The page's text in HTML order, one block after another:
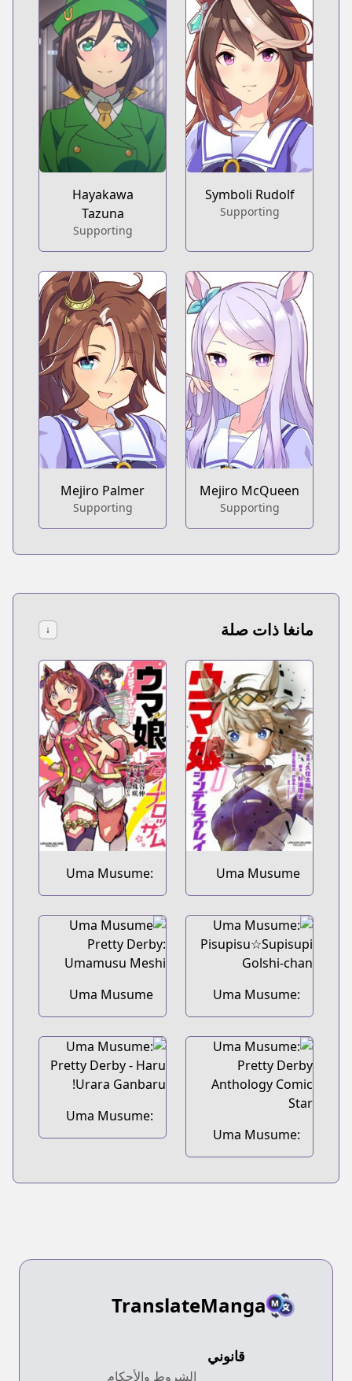
Symboli Rudolf
Supporting
Hayakawa
Tazuna
Supporting
Mejiro McQueen
Supporting
Mejiro Palmer
Supporting
مانغا ذات صلة ↓
Uma Musume
Cinderella Gray
Uma Musume:
Pretty Derby -
Star Blossom
Uma Musume:
Pisupisu☆Supisupi
Golshi-chan
Uma Musume
Pretty Derby:
Umamusu Meshi
Uma Musume:
Pretty Derby
Uma Musume:
Pretty Derby -
TranslateManga
قانوني
الشروط والأحكام